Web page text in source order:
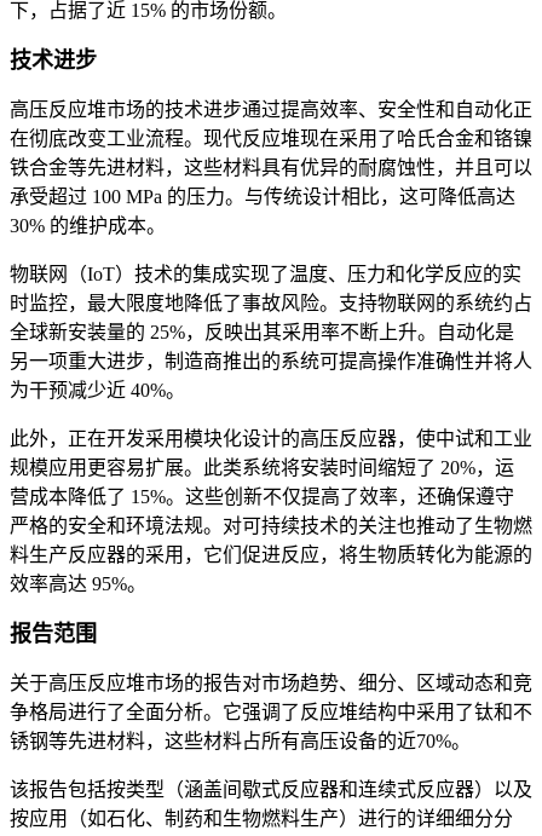
下，占据了近 15% 的市场份额。
技术进步
高压反应堆市场的技术进步通过提高效率、安全性和自动化正
在彻底改变工业流程。现代反应堆现在采用了哈氏合金和铬镍
铁合金等先进材料，这些材料具有优异的耐腐蚀性，并且可以
承受超过 100 MPa 的压力。与传统设计相比，这可降低高达
30% 的维护成本。
物联网（IoT）技术的集成实现了温度、压力和化学反应的实
时监控，最大限度地降低了事故风险。支持物联网的系统约占
全球新安装量的 25%，反映出其采用率不断上升。自动化是
另一项重大进步，制造商推出的系统可提高操作准确性并将人
为干预减少近 40%。
此外，正在开发采用模块化设计的高压反应器，使中试和工业
规模应用更容易扩展。此类系统将安装时间缩短了 20%，运
营成本降低了 15%。这些创新不仅提高了效率，还确保遵守
严格的安全和环境法规。对可持续技术的关注也推动了生物燃
料生产反应器的采用，它们促进反应，将生物质转化为能源的
效率高达 95%。
报告范围
关于高压反应堆市场的报告对市场趋势、细分、区域动态和竞
争格局进行了全面分析。它强调了反应堆结构中采用了钛和不
锈钢等先进材料，这些材料占所有高压设备的近70%。
该报告包括按类型（涵盖间歇式反应器和连续式反应器）以及
按应用（如石化、制药和生物燃料生产）进行的详细细分分